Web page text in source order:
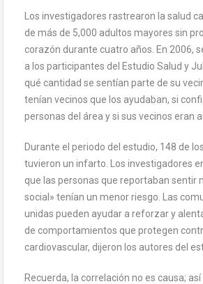
Los investigadores rastrearon la salud
de más de 5,000 adultos mayores sin
corazón durante cuatro años. En 2006,
a los participantes del Estudio Salud y
qué cantidad se sentían parte de su
tenían vecinos que los ayudaban, si
personas del área y si sus vecinos eran
Durante el periodo del estudio, 148 de
tuvieron un infarto. Los investigadores
que las personas que reportaban sentir
social» tenían un menor riesgo. Las
unidas pueden ayudar a reforzar y
de comportamientos que protegen
cardiovascular, dijeron los autores del
Recuerda, la correlación no es causa;